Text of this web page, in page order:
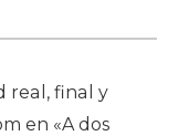
real, final y
en «A dos